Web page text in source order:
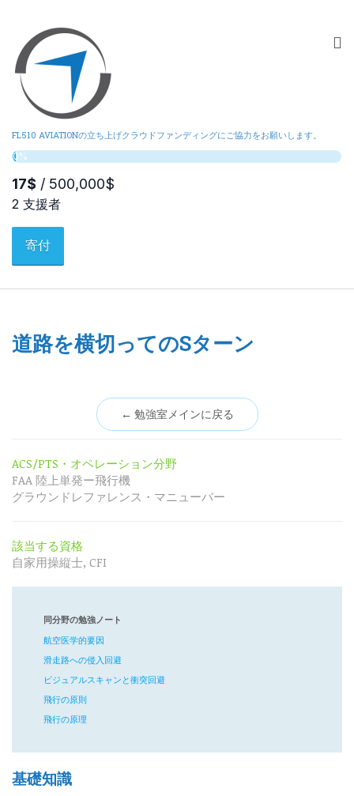
FL510 AVIATIONの立ち上げクラウドファンディングにご協力をお願いします。
寄付
道路を横切ってのSターン
← 勉強室メインに戻る
ACS/PTS・オペレーション分野
FAA 陸上単発ー飛行機
グラウンドレファレンス・マニューバー
該当する資格
自家用操縦士, CFI
同分野の勉強ノート
航空医学的要因
滑走路への侵入回避
ビジュアルスキャンと衝突回避
飛行の原則
飛行の原理
基礎知識